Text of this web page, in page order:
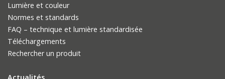
Lumière et couleur
Normes et standards
FAQ – technique et lumière standardisée
Téléchargements
Rechercher un produit